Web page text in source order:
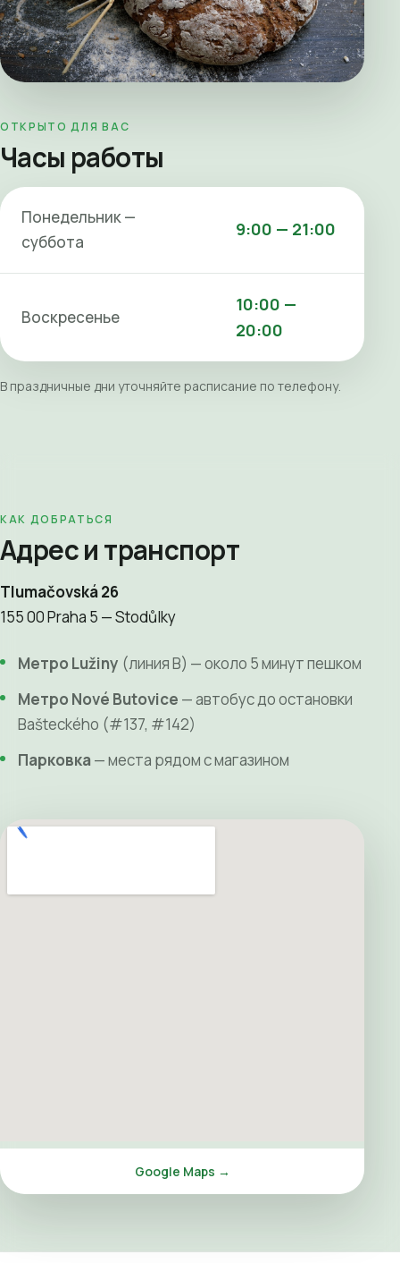
ОТКРЫТО ДЛЯ ВАС
Часы работы
Понедельник —
суббота
9:00 — 21:00
Воскресенье
10:00 —
20:00
В праздничные дни уточняйте расписание по телефону.
КАК ДОБРАТЬСЯ
Адрес и транспорт
Tlumačovská 26
155 00 Praha 5 — Stodůlky
Метро Lužiny (линия B) — около 5 минут пешком
Метро Nové Butovice — автобус до остановки
Bašteckého (#137, #142)
Парковка — места рядом с магазином
Google Maps →